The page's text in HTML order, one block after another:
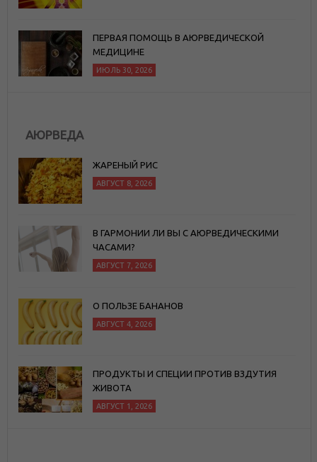
ПЕРВАЯ ПОМОЩЬ В АЮРВЕДИЧЕСКОЙ
МЕДИЦИНЕ
ИЮЛЬ 30, 2026
АЮРВЕДА
ЖАРЕНЫЙ РИС
АВГУСТ 8, 2026
В ГАРМОНИИ ЛИ ВЫ С АЮРВЕДИЧЕСКИМИ
ЧАСАМИ?
АВГУСТ 7, 2026
О ПОЛЬЗЕ БАНАНОВ
АВГУСТ 4, 2026
ПРОДУКТЫ И СПЕЦИИ ПРОТИВ ВЗДУТИЯ
ЖИВОТА
АВГУСТ 1, 2026